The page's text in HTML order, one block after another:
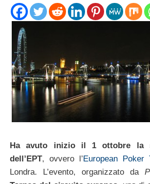
Ha avuto inizio il 1 ottobre la
dell’EPT, ovvero l’European Poker
Londra. L’evento, organizzato da